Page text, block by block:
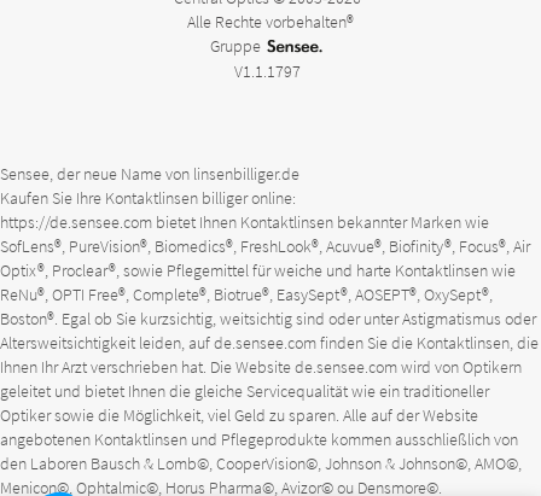
Alle Rechte vorbehalten®
Gruppe
V1.1.1797
Sensee, der neue Name von linsenbilliger.de
Kaufen Sie Ihre Kontaktlinsen billiger online:
https://de.sensee.com bietet Ihnen Kontaktlinsen bekannter Marken wie
SofLens®, PureVision®, Biomedics®, FreshLook®, Acuvue®, Biofinity®, Focus®, Air
Optix®, Proclear®, sowie Pflegemittel für weiche und harte Kontaktlinsen wie
ReNu®, OPTI Free®, Complete®, Biotrue®, EasySept®, AOSEPT®, OxySept®,
Boston®. Egal ob Sie kurzsichtig, weitsichtig sind oder unter Astigmatismus oder
Altersweitsichtigkeit leiden, aufde.sensee.comfinden Sie die Kontaktlinsen, die
Ihnen Ihr Arzt verschrieben hat. Die Websitede.sensee.comwird von Optikern
geleitet und bietet Ihnen die gleiche Servicequalität wie ein traditioneller
Optiker sowie die Möglichkeit, viel Geld zu sparen. Alle auf der Website
angebotenen Kontaktlinsen und Pflegeprodukte kommen ausschließlich von
den Laboren Bausch & Lomb©, CooperVision©, Johnson & Johnson©, AMO©,
Menicon©, Ophtalmic©, Horus Pharma©, Avizor© ou Densmore©.